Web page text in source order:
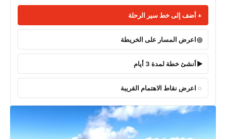
أضف إلى خط سير الرحلة
اعرض المسار على الخريطة
أنشئ خطة لمدة 3 أيام
اعرض نقاط الاهتمام القريبة